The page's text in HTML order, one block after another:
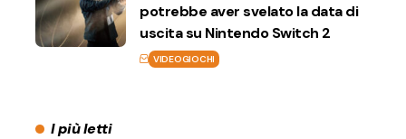
potrebbe aver svelato la data di
uscita su Nintendo Switch 2
VIDEOGIOCHI
I più letti